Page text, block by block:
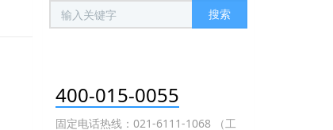
搜索
400-015-0055
固定电话热线：021-6111-1068 （工